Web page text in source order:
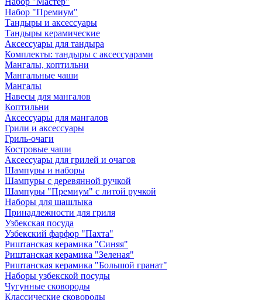
Набор "Премиум"
Тандыры и аксессуары
Тандыры керамические
Аксессуары для тандыра
Комплекты: тандыры с аксессуарами
Мангалы, коптильни
Мангальные чаши
Мангалы
Навесы для мангалов
Коптильни
Аксессуары для мангалов
Грили и аксессуары
Гриль-очаги
Костровые чаши
Аксессуары для грилей и очагов
Шампуры и наборы
Шампуры с деревянной ручкой
Шампуры "Премиум" с литой ручкой
Наборы для шашлыка
Принадлежности для гриля
Узбекская посуда
Узбекский фарфор "Пахта"
Риштанская керамика "Синяя"
Риштанская керамика "Зеленая"
Риштанская керамика "Большой гранат"
Наборы узбекской посуды
Чугунные сковороды
Классические сковороды